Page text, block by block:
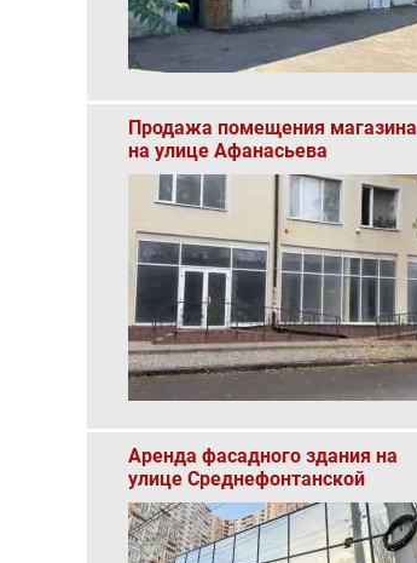
Продажа помещения магазина
на улице Афанасьева
Аренда фасадного здания на
улице Среднефонтанской